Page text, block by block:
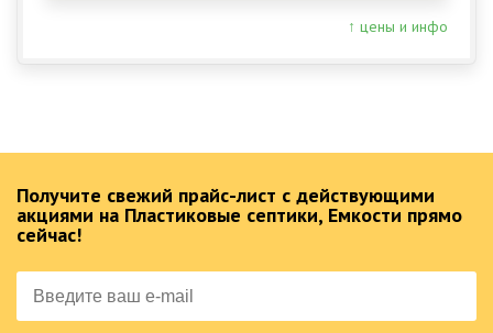
↑ цены и инфо
Получите свежий прайс-лист с действующими
акциями на Пластиковые септики, Емкости прямо
сейчас!